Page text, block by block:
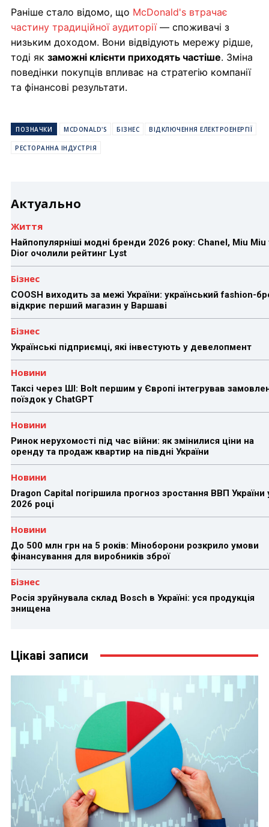
Раніше стало відомо, що McDonald's втрачає
частину традиційної аудиторії— споживачі з
низьким доходом. Вони відвідують мережу рідше,
тоді як заможні клієнти приходять частіше. Зміна
поведінки покупців впливає на стратегію компанії
та фінансові результати.
ПОЗНАЧКИ MCDONALD'S БІЗНЕС ВІДКЛЮЧЕННЯ ЕЛЕКТРОЕНЕРГІЇ
РЕСТОРАННА ІНДУСТРІЯ
Актуально
Життя
Найпопулярніші модні бренди 2026 року: Chanel, Miu Miu
Dior очолили рейтинг Lyst
Бізнес
COOSH виходить за межі України: український fashion-
відкриє перший магазин у Варшаві
Бізнес
Українські підприємці, які інвестують у девелопмент
Новини
Таксі через ШІ: Bolt першим у Європі інтегрував
поїздок у ChatGPT
Новини
Ринок нерухомості під час війни: як змінилися ціни на
оренду та продаж квартир на півдні України
Новини
Dragon Capital погіршила прогноз зростання ВВП України
2026 році
Новини
До 500 млн грн на 5 років: Міноборони розкрило умови
фінансування для виробників зброї
Бізнес
Росія зруйнувала склад Bosch в Україні: уся продукція
знищена
Цікаві записи